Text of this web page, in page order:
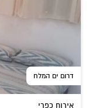
דרום ים המלח
אירוח כפרי